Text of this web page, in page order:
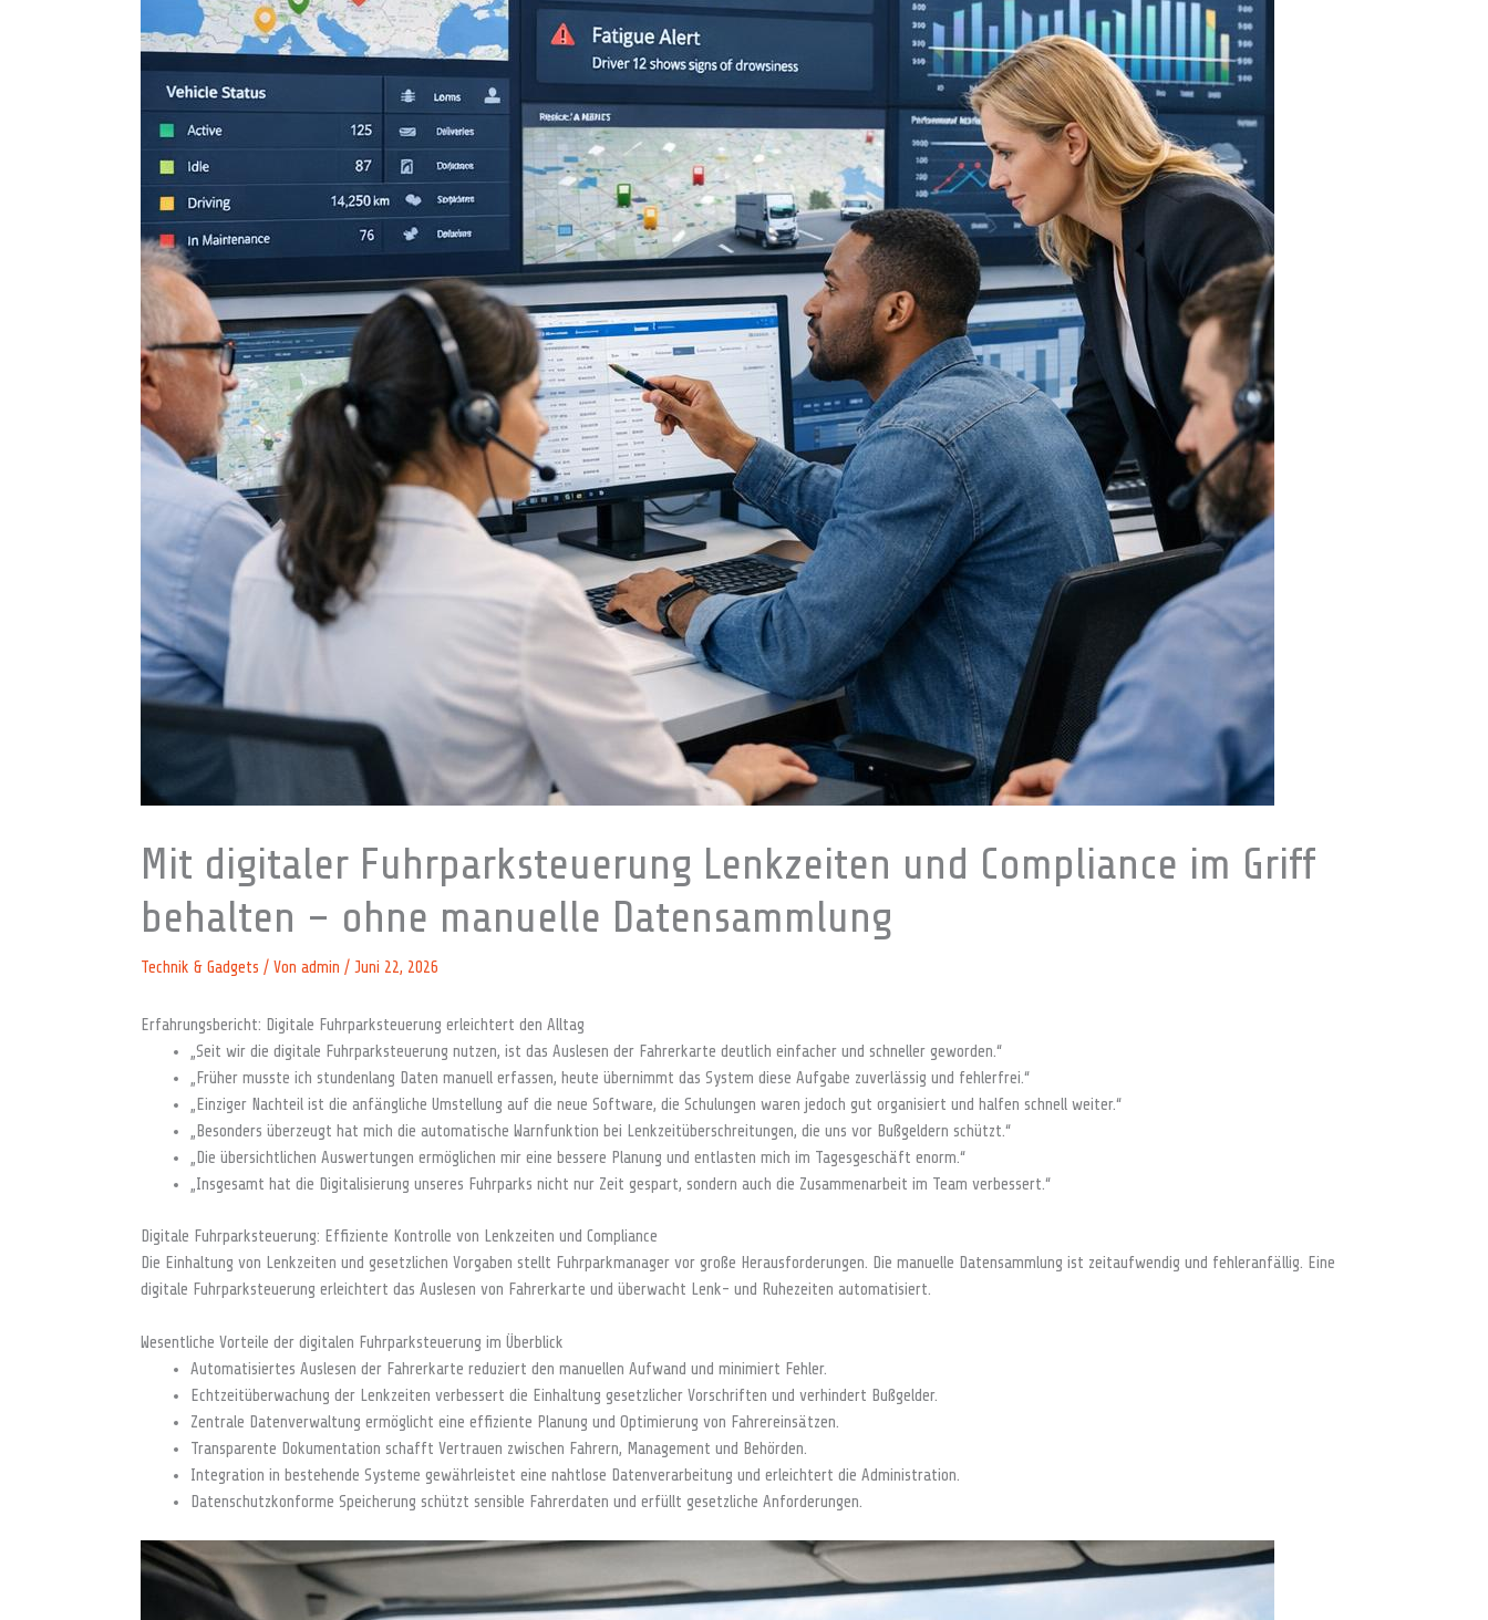
Mit digitaler Fuhrparksteuerung Lenkzeiten und Compliance im Griff
behalten – ohne manuelle Datensammlung
Technik & Gadgets / Von admin / Juni 22, 2026
Erfahrungsbericht: Digitale Fuhrparksteuerung erleichtert den Alltag
„Seit wir die digitale Fuhrparksteuerung nutzen, ist das Auslesen der Fahrerkarte deutlich einfacher und schneller geworden.“
„Früher musste ich stundenlang Daten manuell erfassen, heute übernimmt das System diese Aufgabe zuverlässig und fehlerfrei.“
„Einziger Nachteil ist die anfängliche Umstellung auf die neue Software, die Schulungen waren jedoch gut organisiert und halfen schnell weiter.“
„Besonders überzeugt hat mich die automatische Warnfunktion bei Lenkzeitüberschreitungen, die uns vor Bußgeldern schützt.“
„Die übersichtlichen Auswertungen ermöglichen mir eine bessere Planung und entlasten mich im Tagesgeschäft enorm.“
„Insgesamt hat die Digitalisierung unseres Fuhrparks nicht nur Zeit gespart, sondern auch die Zusammenarbeit im Team verbessert.“
Digitale Fuhrparksteuerung: Effiziente Kontrolle von Lenkzeiten und Compliance
Die Einhaltung von Lenkzeiten und gesetzlichen Vorgaben stellt Fuhrparkmanager vor große Herausforderungen. Die manuelle Datensammlung ist zeitaufwendig und fehleranfällig. Eine
digitale Fuhrparksteuerung erleichtert das Auslesen von Fahrerkarte und überwacht Lenk- und Ruhezeiten automatisiert.
Wesentliche Vorteile der digitalen Fuhrparksteuerung im Überblick
Automatisiertes Auslesen der Fahrerkarte reduziert den manuellen Aufwand und minimiert Fehler.
Echtzeitüberwachung der Lenkzeiten verbessert die Einhaltung gesetzlicher Vorschriften und verhindert Bußgelder.
Zentrale Datenverwaltung ermöglicht eine effiziente Planung und Optimierung von Fahrereinsätzen.
Transparente Dokumentation schafft Vertrauen zwischen Fahrern, Management und Behörden.
Integration in bestehende Systeme gewährleistet eine nahtlose Datenverarbeitung und erleichtert die Administration.
Datenschutzkonforme Speicherung schützt sensible Fahrerdaten und erfüllt gesetzliche Anforderungen.